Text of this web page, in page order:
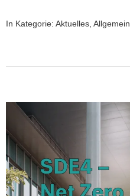
In Kategorie: Aktuelles, Allgemein